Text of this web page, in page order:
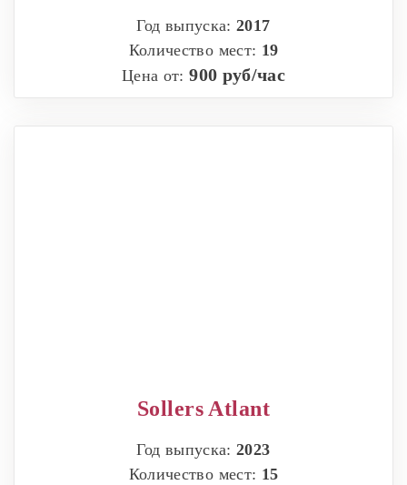
Год выпуска:2017
Количество мест: 19
Цена от:900 руб/час
Sollers Atlant
Год выпуска:2023
Количество мест: 15